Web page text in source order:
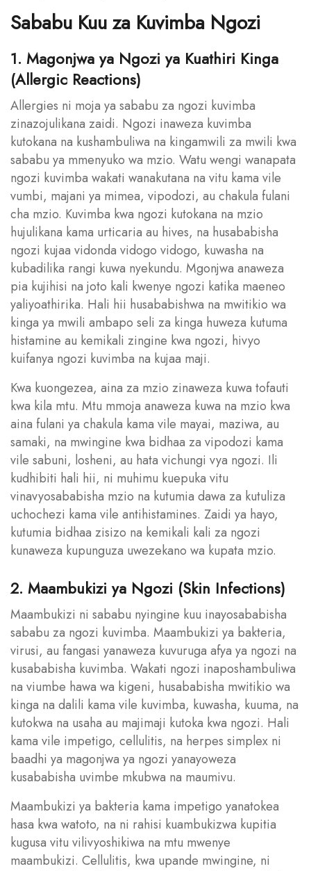
Sababu Kuu za Kuvimba Ngozi
1. Magonjwa ya Ngozi ya Kuathiri Kinga
(Allergic Reactions)
Allergies ni moja ya sababu za ngozi kuvimba
zinazojulikana zaidi. Ngozi inaweza kuvimba
kutokana na kushambuliwa na kingamwili za mwili kwa
sababu ya mmenyuko wa mzio. Watu wengi wanapata
ngozi kuvimba wakati wanakutana na vitu kama vile
vumbi, majani ya mimea, vipodozi, au chakula fulani
cha mzio. Kuvimba kwa ngozi kutokana na mzio
hujulikana kama urticaria au hives, na husababisha
ngozi kujaa vidonda vidogo vidogo, kuwasha na
kubadilika rangi kuwa nyekundu. Mgonjwa anaweza
pia kujihisi na joto kali kwenye ngozi katika maeneo
yaliyoathirika. Hali hii husababishwa na mwitikio wa
kinga ya mwili ambapo seli za kinga huweza kutuma
histamine au kemikali zingine kwa ngozi, hivyo
kuifanya ngozi kuvimba na kujaa maji.
Kwa kuongezea, aina za mzio zinaweza kuwa tofauti
kwa kila mtu. Mtu mmoja anaweza kuwa na mzio kwa
aina fulani ya chakula kama vile mayai, maziwa, au
samaki, na mwingine kwa bidhaa za vipodozi kama
vile sabuni, losheni, au hata vichungi vya ngozi. Ili
kudhibiti hali hii, ni muhimu kuepuka vitu
vinavyosababisha mzio na kutumia dawa za kutuliza
uchochezi kama vile antihistamines. Zaidi ya hayo,
kutumia bidhaa zisizo na kemikali kali za ngozi
kunaweza kupunguza uwezekano wa kupata mzio.
2. Maambukizi ya Ngozi (Skin Infections)
Maambukizi ni sababu nyingine kuu inayosababisha
sababu za ngozi kuvimba. Maambukizi ya bakteria,
virusi, au fangasi yanaweza kuvuruga afya ya ngozi na
kusababisha kuvimba. Wakati ngozi inaposhambuliwa
na viumbe hawa wa kigeni, husababisha mwitikio wa
kinga na dalili kama vile kuvimba, kuwasha, kuuma, na
kutokwa na usaha au majimaji kutoka kwa ngozi. Hali
kama vile impetigo, cellulitis, na herpes simplex ni
baadhi ya magonjwa ya ngozi yanayoweza
kusababisha uvimbe mkubwa na maumivu.
Maambukizi ya bakteria kama impetigo yanatokea
hasa kwa watoto, na ni rahisi kuambukizwa kupitia
kugusa vitu vilivyoshikiwa na mtu mwenye
maambukizi. Cellulitis, kwa upande mwingine, ni